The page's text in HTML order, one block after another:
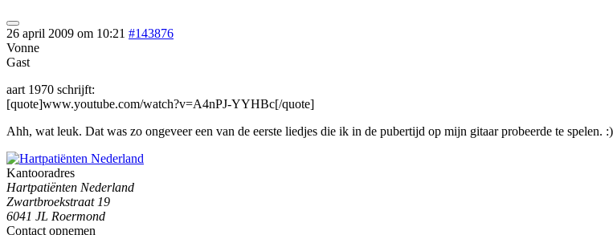
26 april 2009 om 10:21 #143876
Vonne
Gast
aart 1970 schrijft:
[quote]www.youtube.com/watch?v=A4nPJ-YYHBc[/quote]
Ahh, wat leuk. Dat was zo ongeveer een van de eerste liedjes die ik in de pubertijd op mijn gitaar probeerde te spelen.
Kantooradres
Hartpatiënten Nederland
Zwartbroekstraat 19
6041 JL Roermond
Contact opnemen